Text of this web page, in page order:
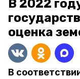
В 2022
оценка
В